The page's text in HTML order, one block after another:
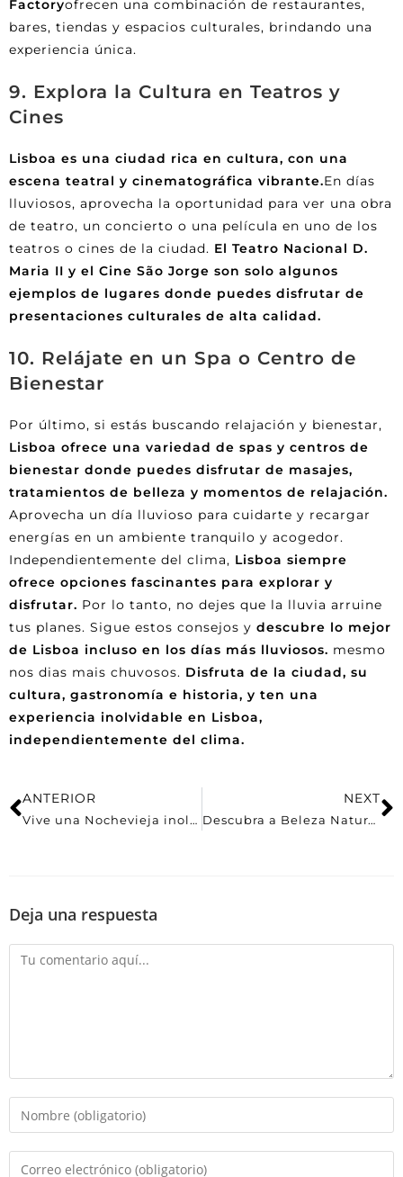
Factoryofrecen una combinación de restaurantes,
bares, tiendas y espacios culturales, brindando una
experiencia única.
9. Explora la Cultura en Teatros y
Cines
Lisboa es una ciudad rica en cultura, con una
escena teatral y cinematográfica vibrante.En días
lluviosos, aprovecha la oportunidad para ver una obra
de teatro, un concierto o una película en uno de los
teatros o cines de la ciudad. El Teatro Nacional D.
Maria II y el Cine São Jorge son solo algunos
ejemplos de lugares donde puedes disfrutar de
presentaciones culturales de alta calidad.
10. Relájate en un Spa o Centro de
Bienestar
Por último, si estás buscando relajación y bienestar,
Lisboa ofrece una variedad de spas y centros de
bienestar donde puedes disfrutar de masajes,
tratamientos de belleza y momentos de relajación.
Aprovecha un día lluvioso para cuidarte y recargar
energías en un ambiente tranquilo y acogedor.
Independientemente del clima, Lisboa siempre
ofrece opciones fascinantes para explorar y
disfrutar. Por lo tanto, no dejes que la lluvia arruine
tus planes. Sigue estos consejos y descubre lo mejor
de Lisboa incluso en los días más lluviosos. mesmo
nos dias mais chuvosos. Disfruta de la ciudad, su
cultura, gastronomía e historia, y ten una
experiencia inolvidable en Lisboa,
independientemente del clima.
ANTERIOR
Vive una Nochevieja inolvidable en Lisboa
NEXT
Descubra a Beleza Natural e a Tradição Vinícola do Douro
Deja una respuesta